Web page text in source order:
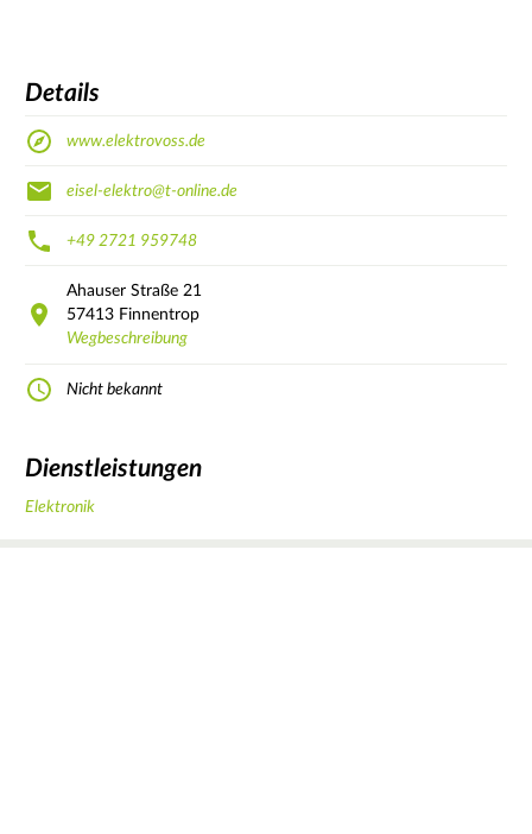
Details
www.elektrovoss.de
eisel-elektro@t-online.de
+49 2721 959748
Ahauser Straße 21
57413 Finnentrop
Wegbeschreibung
Nicht bekannt
Dienstleistungen
Elektronik